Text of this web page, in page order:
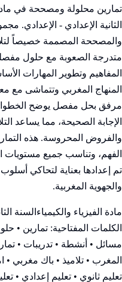
تمارين محلولة ومصححة في مادة
الثانية الإعدادي - الإعدادي.
والمصححة المصممة خصيصاً
متدرجة الصعوبة مع حلول
المفاهيم وتطوير المهارات
المنهاج المغربي وتتماشى مع
مرفق بحل مفصل يوضح
الإجابة الصحيحة، مما يساعد
والفروض المحروسة. هذه
الفهم، وتناسب جميع مستويات
تم إعدادها بعناية لتحاكي
والجهوية المغربية.
مادة الفيزياء والكيمياء السنة
الكلمات المفتاحية: تمارين •
مسائل • أنشطة • تدريبات •
المغرب • تلاميذ • باك مغربي
تعليم ثانوي • تعليم إعدادي •